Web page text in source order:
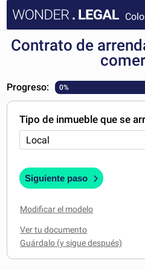
INICIO
MI CUENTA
Contrato de
Progreso: 0%
Tipo de inmueble que se
Siguiente paso
Modificar el modelo
Ver tu documento